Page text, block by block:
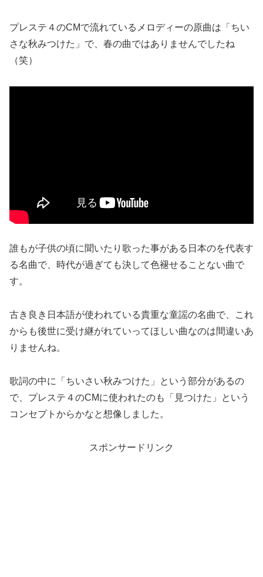
プレステ４のCMで流れているメロディーの原曲は「ちい
さな秋みつけた」で、春の曲ではありませんでしたね
（笑）
誰もが子供の頃に聞いたり歌った事がある日本のを代表す
る名曲で、時代が過ぎても決して色褪せることない曲で
す。
古き良き日本語が使われている貴重な童謡の名曲で、これ
からも後世に受け継がれていってほしい曲なのは間違いあ
りませんね。
歌詞の中に「ちいさい秋みつけた」という部分があるの
で、プレステ４のCMに使われたのも「見つけた」という
コンセプトからかなと想像しました。
スポンサードリンク